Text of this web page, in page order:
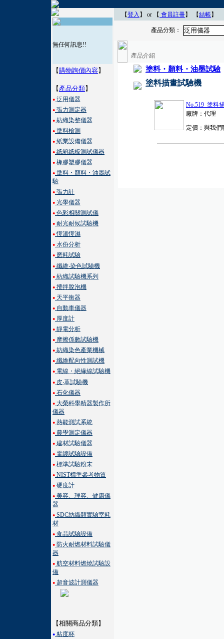
無任何訊息!!
【購物詢價內容】
【 產品分類】
● 泛用儀器
● 張力測定器
● 紡織染整儀器
● 塗料檢測
● 紙業設備儀器
● 紙箱紙板測試儀器
● 橡膠塑膠儀器
● 塗料・顏料・油墨試
驗
● 張力計
● 光學儀器
● 色彩相關測試儀
● 耐光耐候試驗機
● 恆溫恆濕
● 水份分析
● 磨耗試驗
● 纖維‧染色試驗機
● 紡織試驗機系列
● 攪拌脫泡機
● 天平衡器
● 自動車儀器
● 厚度計
● 靜電分析
● 摩擦係數試驗機
● 紡織染色產業機械
● 纖維配向性測試機
● 電線・絕緣線試驗機
● 皮‧革試驗機
● 石化儀器
● 大榮科學精器製作所
儀器
● 熱能測試系統
● 農學測定儀器
● 建材試驗儀器
● 電鍍試驗設備
● 標準試驗粉末
● NIST標準參考物質
● 硬度計
● 美容、理容、健康儀
器
● SDC紡織類實驗室耗
材
● 食品試驗設備
● 防火耐燃材料試驗儀
器
● 航空材料燃燒試驗設
備
● 超音波計測儀器
【相關商品分類】
● 粘度杯
【登入 】 or 【 會員註冊】 【結帳】
產品分類： 泛用儀器
產品介紹
塗料・顏料・油墨試驗
塗料描畫試驗機
No.519 塗料
廠牌：代理
定價：與我們